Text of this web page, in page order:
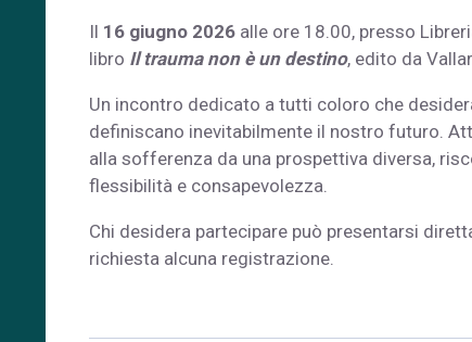
Il 16 giugno 2026 alle ore 18.00, presso
libro Il trauma non è un destino, edito da
Un incontro dedicato a tutti coloro che
definiscano inevitabilmente il nostro futuro.
alla sofferenza da una prospettiva diversa,
flessibilità e consapevolezza.
Chi desidera partecipare può presentarsi
richiesta alcuna registrazione.